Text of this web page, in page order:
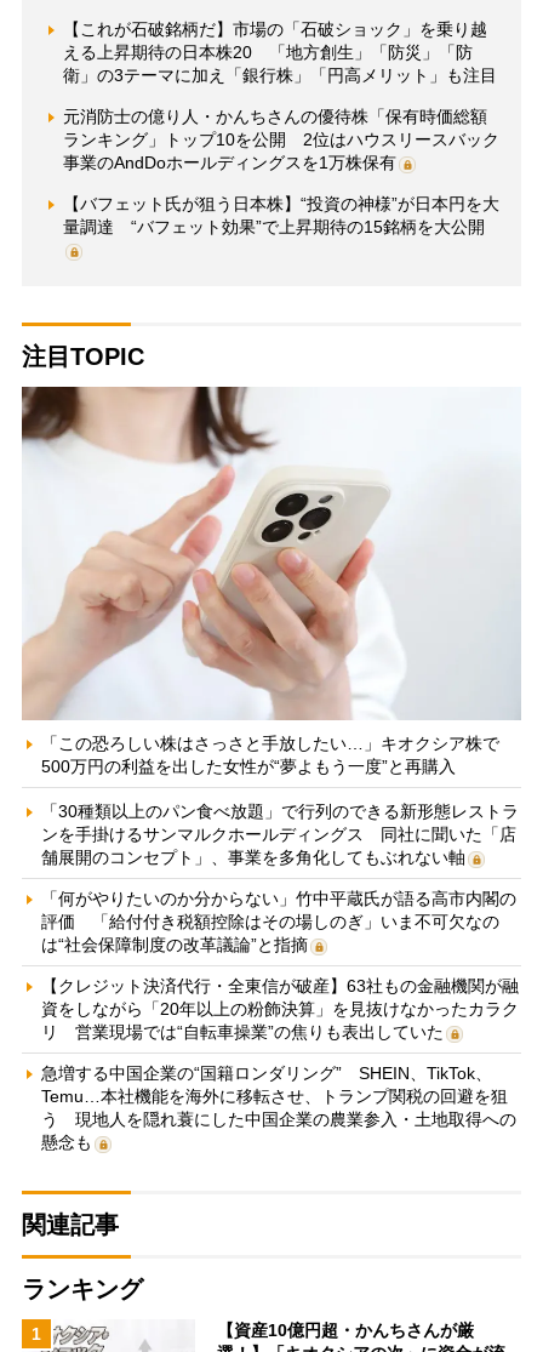
【これが石破銘柄だ】市場の「石破ショック」を乗り越
える上昇期待の日本株20 「地方創生」「防災」「防
衛」の3テーマに加え「銀行株」「円高メリット」も注目
元消防士の億り人・かんちさんの優待株「保有時価総額
ランキング」トップ10を公開 2位はハウスリースバック
事業のAndDoホールディングスを1万株保有
【バフェット氏が狙う日本株】“投資の神様”が日本円を大
量調達 “バフェット効果”で上昇期待の15銘柄を大公開
注目TOPIC
「この恐ろしい株はさっさと手放したい…」キオクシア株で
500万円の利益を出した女性が“夢よもう一度”と再購入
「30種類以上のパン食べ放題」で行列のできる新形態レストラ
ンを手掛けるサンマルクホールディングス 同社に聞いた「店
舗展開のコンセプト」、事業を多角化してもぶれない軸
「何がやりたいのか分からない」竹中平蔵氏が語る高市内閣の
評価 「給付付き税額控除はその場しのぎ」いま不可欠なの
は“社会保障制度の改革議論”と指摘
【クレジット決済代行・全東信が破産】63社もの金融機関が融
資をしながら「20年以上の粉飾決算」を見抜けなかったカラク
リ 営業現場では“自転車操業”の焦りも表出していた
急増する中国企業の“国籍ロンダリング” SHEIN、TikTok、
Temu…本社機能を海外に移転させ、トランプ関税の回避を狙
う 現地人を隠れ蓑にした中国企業の農業参入・土地取得への
懸念も
関連記事
ランキング
1
【資産10億円超・かんちさんが厳